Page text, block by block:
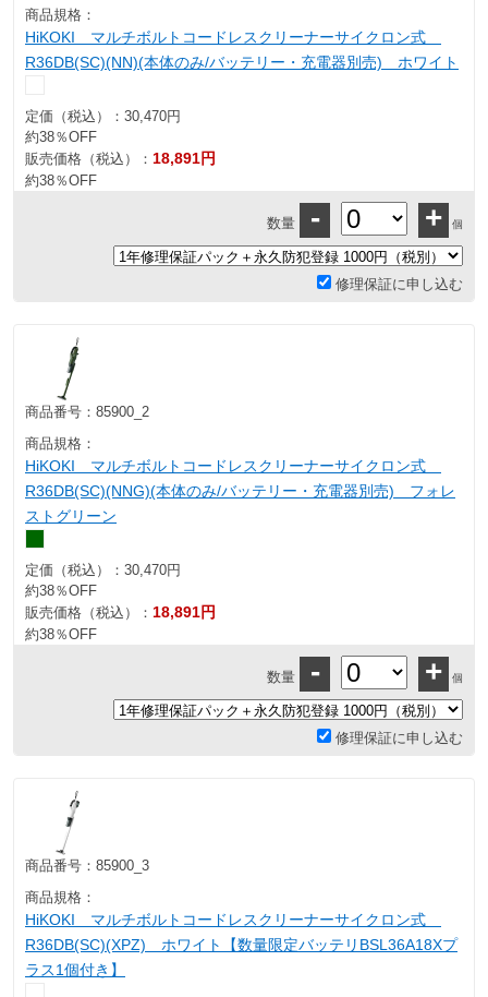
商品規格：
HiKOKI マルチボルトコードレスクリーナーサイクロン式
R36DB(SC)(NN)(本体のみ/バッテリー・充電器別売) ホワイト
定価（税込）： 30,470円
約38％OFF
販売価格（税込）： 18,891円
約38％OFF
数量 - + 個
修理保証に申し込む
商品番号： 85900_2
商品規格：
HiKOKI マルチボルトコードレスクリーナーサイクロン式
R36DB(SC)(NNG)(本体のみ/バッテリー・充電器別売) フォレ
ストグリーン
定価（税込）： 30,470円
約38％OFF
販売価格（税込）： 18,891円
約38％OFF
数量 - + 個
修理保証に申し込む
商品番号： 85900_3
商品規格：
HiKOKI マルチボルトコードレスクリーナーサイクロン式
R36DB(SC)(XPZ) ホワイト【数量限定バッテリBSL36A18Xプ
ラス1個付き】